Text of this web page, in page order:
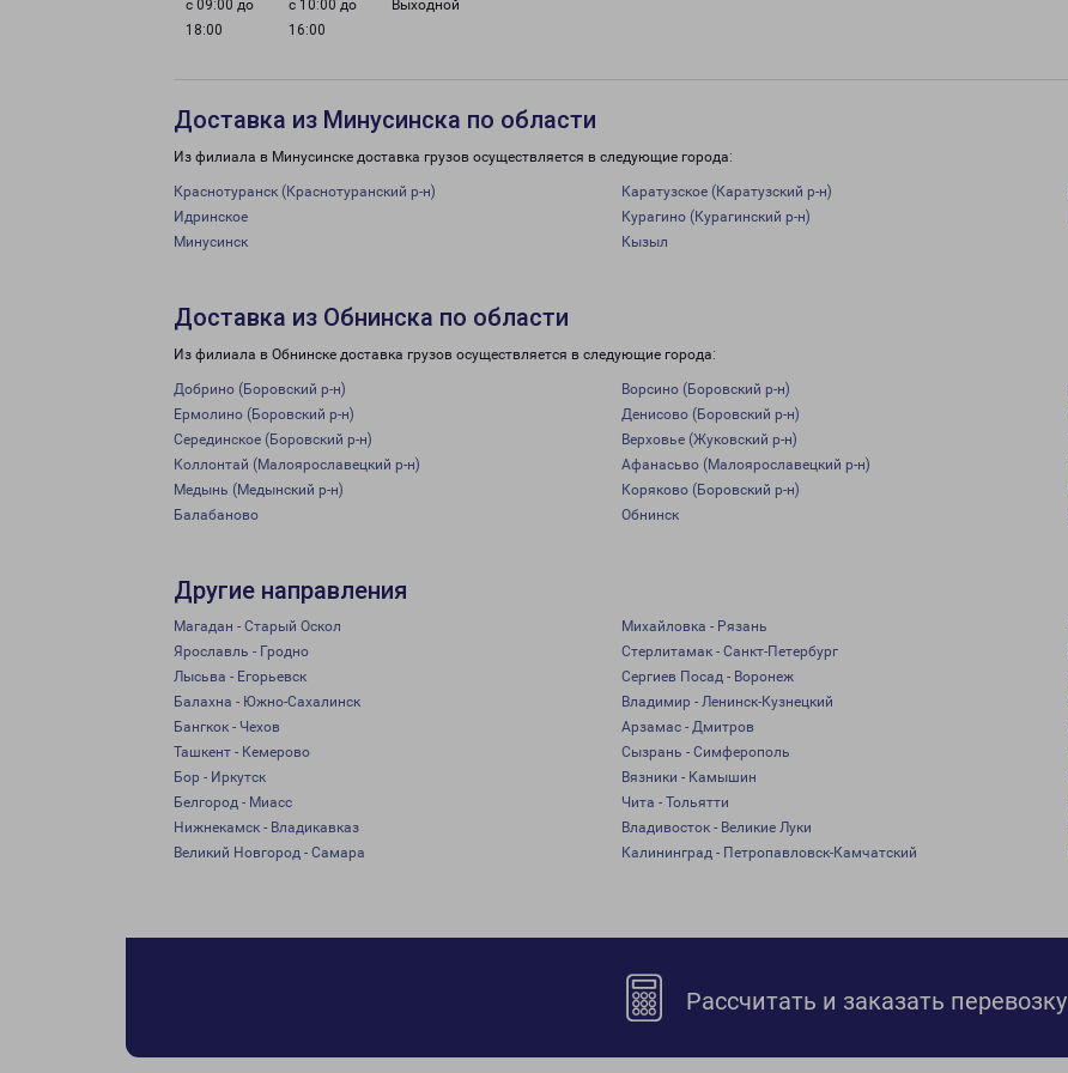
с 09:00 до
18:00
с 10:00 до
16:00
Выходной
Доставка из Минусинска по области
Из филиала в Минусинске доставка грузов осуществляется в следующие города:
Краснотуранск (Краснотуранский р-н) Каратузское (Каратузский р-н)
Идринское
Курагино (Курагинский р-н)
Минусинск
Кызыл
Доставка из Обнинска по области
Из филиала в Обнинске доставка грузов осуществляется в следующие города:
Добрино (Боровский р-н) Ворсино (Боровский р-н)
Ермолино (Боровский р-н)
Денисово (Боровский р-н)
Серединское (Боровский р-н)
Верховье (Жуковский р-н)
Коллонтай (Малоярославецкий р-н)
Афанасьво (Малоярославецкий р-н)
Медынь (Медынский р-н)
Коряково (Боровский р-н)
Балабаново
Обнинск
Другие направления
Магадан - Старый Оскол Михайловка - Рязань
Ярославль - Гродно
Стерлитамак - Санкт-Петербург
Лысьва - Егорьевск
Сергиев Посад - Воронеж
Балахна - Южно-Сахалинск
Владимир - Ленинск-Кузнецкий
Бангкок - Чехов
Арзамас - Дмитров
Ташкент - Кемерово
Сызрань - Симферополь
Бор - Иркутск
Вязники - Камышин
Белгород - Миасс
Чита - Тольятти
Нижнекамск - Владикавказ
Владивосток - Великие Луки
Великий Новгород - Самара
Калининград - Петропавловск-Камчатский
Рассчитать и заказать перевозку